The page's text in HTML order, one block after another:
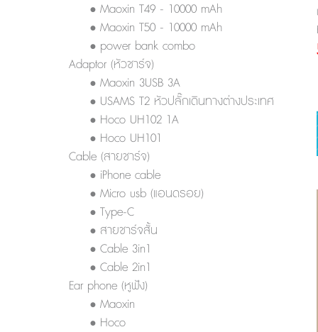
• Maoxin T49 - 10000 mAh
• Maoxin T50 - 10000 mAh
• power bank combo
Adaptor (หัวชาร์จ)
• Maoxin 3USB 3A
• USAMS T2 หัวปลั๊กเดินทางต่างประเทศ
• Hoco UH102 1A
• Hoco UH101
Cable (สายชาร์จ)
• iPhone cable
• Micro usb (แอนดรอย)
• Type-C
• สายชาร์จสั้น
• Cable 3in1
• Cable 2in1
Ear phone (หูฟัง)
• Maoxin
• Hoco